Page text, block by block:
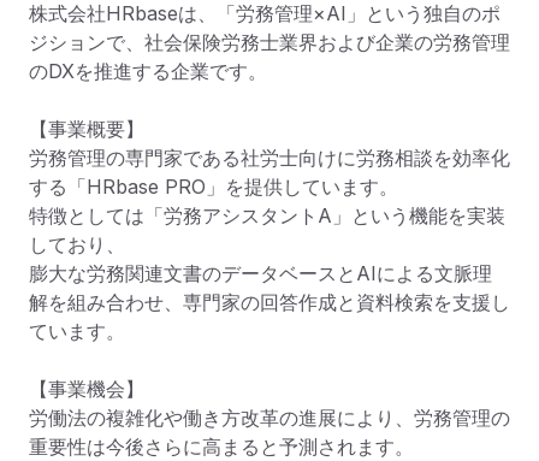
株式会社HRbaseは、「労務管理×AI」という独自のポ
ジションで、社会保険労務士業界および企業の労務管理
のDXを推進する企業です。
【事業概要】
労務管理の専門家である社労士向けに労務相談を効率化
する「HRbase PRO」を提供しています。
特徴としては「労務アシスタントA」という機能を実装
しており、
膨大な労務関連文書のデータベースとAIによる文脈理
解を組み合わせ、専門家の回答作成と資料検索を支援し
ています。
【事業機会】
労働法の複雑化や働き方改革の進展により、労務管理の
重要性は今後さらに高まると予測されます。